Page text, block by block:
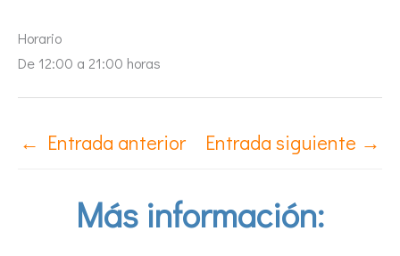
Horario
De 12:00 a 21:00 horas
← Entrada anterior Entrada siguiente →
Más información: